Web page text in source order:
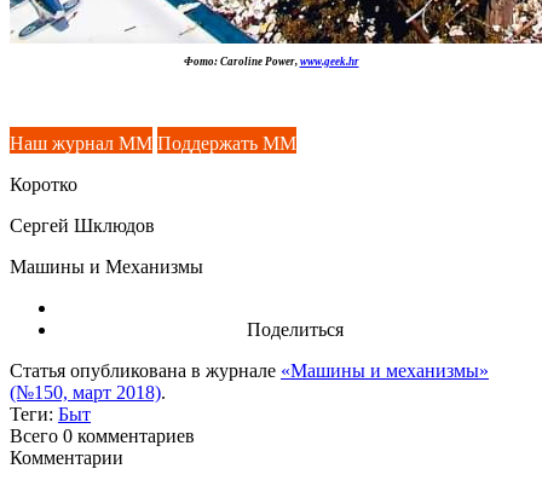
Фото: Caroline Power, www.geek.hr
Наш журнал ММ Поддержать ММ
Коротко
Сергей Шклюдов
Машины и Механизмы
Поделиться
Статья опубликована в журнале «Машины и механизмы»
(№150, март 2018).
Теги: Быт
Всего 0 комментариев
Комментарии